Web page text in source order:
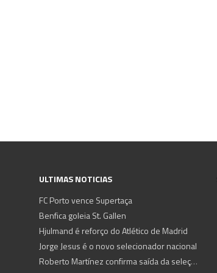
ULTIMAS NOTICIAS
FC Porto vence Supertaça
Benfica goleia St. Gallen
Hjulmand é reforço do Atlético de Madrid
Jorge Jesus é o novo selecionador nacional
Roberto Martínez confirma saída da seleção